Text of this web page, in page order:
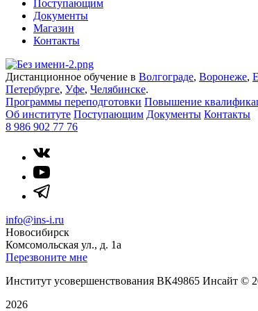
Поступающим
Документы
Магазин
Контакты
Дистанционное обучение в Волгограде, Воронеже,
Петербурге, Уфе, Челябинске.
Программы переподготовки Повышение
Об институте Поступающим Документы Контакты
8 986 902 77 76
info@ins-i.ru
Новосибирск
Комсомольская ул., д. 1а
Перезвоните мне
Институт усовершенствования ВК49865 Инсайт ©
2026